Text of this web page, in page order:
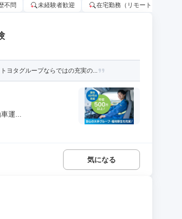
不問 未経験者歓迎 在宅勤務（リモートワーク）OK
ヨタグループならではの充実の...
運...
気になる